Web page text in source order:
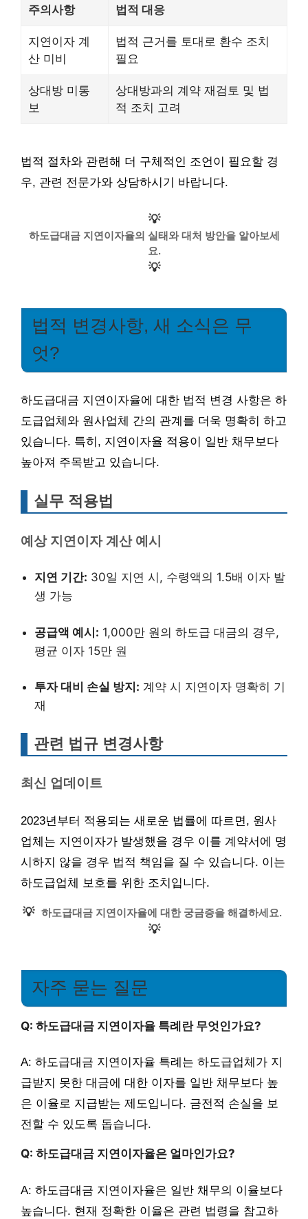
주의사항 법적 대응
지연이자 계
산 미비
법적 근거를 토대로 환수 조치
필요
상대방 미통
보
상대방과의 계약 재검토 및 법
적 조치 고려
법적 절차와 관련해 더 구체적인 조언이 필요할 경
우, 관련 전문가와 상담하시기 바랍니다.
💡
하도급대금 지연이자율의 실태와 대처 방안을 알아보세
요.
💡
법적 변경사항, 새 소식은 무
엇?
하도급대금 지연이자율에 대한 법적 변경 사항은 하
도급업체와 원사업체 간의 관계를 더욱 명확히 하고
있습니다. 특히, 지연이자율 적용이 일반 채무보다
높아져 주목받고 있습니다.
실무 적용법
예상 지연이자 계산 예시
지연 기간: 30일 지연 시, 수령액의 1.5배 이자 발
생 가능
공급액 예시: 1,000만 원의 하도급 대금의 경우,
평균 이자 15만 원
투자 대비 손실 방지: 계약 시 지연이자 명확히 기
재
관련 법규 변경사항
최신 업데이트
2023년부터 적용되는 새로운 법률에 따르면, 원사
업체는 지연이자가 발생했을 경우 이를 계약서에 명
시하지 않을 경우 법적 책임을 질 수 있습니다. 이는
하도급업체 보호를 위한 조치입니다.
💡 하도급대금 지연이자율에 대한 궁금증을 해결하세요.
💡
자주 묻는 질문
Q: 하도급대금 지연이자율 특례란 무엇인가요?
A: 하도급대금 지연이자율 특례는 하도급업체가 지
급받지 못한 대금에 대한 이자를 일반 채무보다 높
은 이율로 지급받는 제도입니다. 금전적 손실을 보
전할 수 있도록 돕습니다.
Q: 하도급대금 지연이자율은 얼마인가요?
A: 하도급대금 지연이자율은 일반 채무의 이율보다
높습니다. 현재 정확한 이율은 관련 법령을 참고하